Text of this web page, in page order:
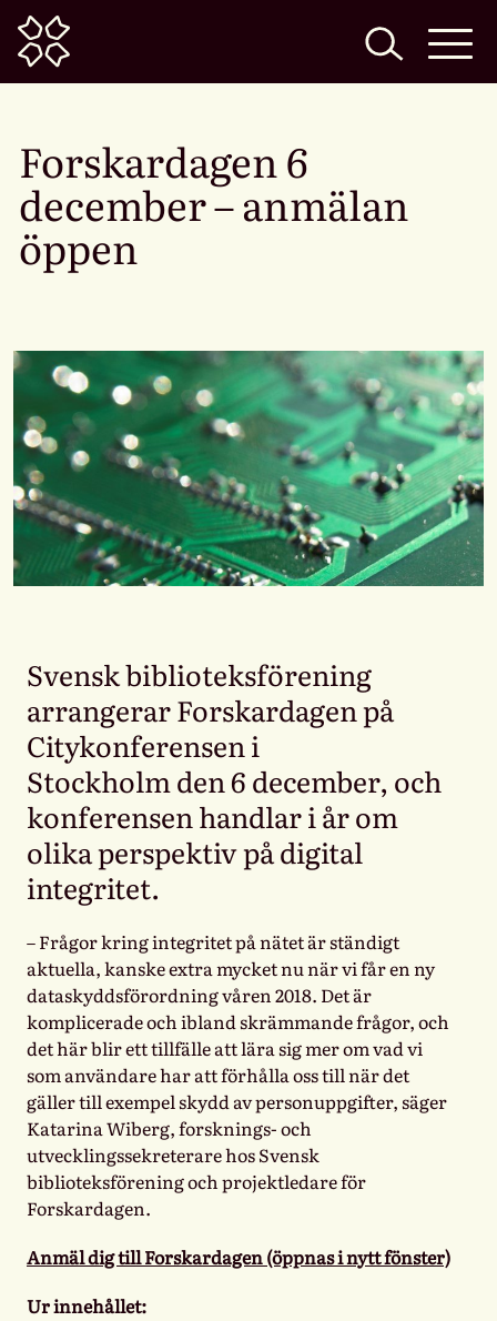
Home
Forskardagen 6
december – anmälan
öppen
Svensk biblioteksförening
arrangerar Forskardagen på
Citykonferensen i
Stockholm den 6 december, och
konferensen handlar i år om
olika perspektiv på digital
integritet.
– Frågor kring integritet på nätet är ständigt
aktuella, kanske extra mycket nu när vi får en ny
dataskyddsförordning våren 2018. Det är
komplicerade och ibland skrämmande frågor, och
det här blir ett tillfälle att lära sig mer om vad vi
som användare har att förhålla oss till när det
gäller till exempel skydd av personuppgifter, säger
Katarina Wiberg, forsknings- och
utvecklingssekreterare hos Svensk
biblioteksförening och projektledare för
Forskardagen.
Anmäl dig till Forskardagen (öppnas i nytt fönster)
Ur innehållet: